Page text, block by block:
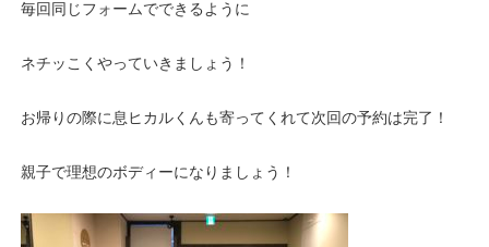
毎回同じフォームでできるように
ネチッこくやっていきましょう！
お帰りの際に息ヒカルくんも寄ってくれて次回の予約は完了！
親子で理想のボディーになりましょう！